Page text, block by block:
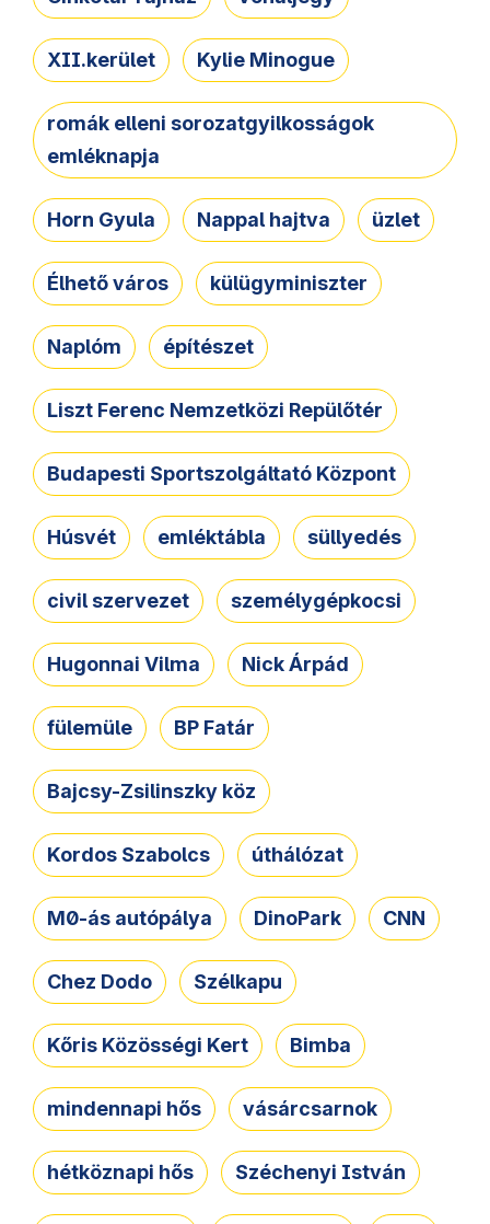
XII.kerület Kylie Minogue
romák elleni sorozatgyilkosságok
emléknapja
Horn Gyula Nappal hajtva üzlet
Élhető város külügyminiszter
Naplóm építészet
Liszt Ferenc Nemzetközi Repülőtér
Budapesti Sportszolgáltató Központ
Húsvét emléktábla süllyedés
civil szervezet személygépkocsi
Hugonnai Vilma Nick Árpád
fülemüle BP Fatár
Bajcsy-Zsilinszky köz
Kordos Szabolcs úthálózat
M0-ás autópálya DinoPark CNN
Chez Dodo Szélkapu
Kőris Közösségi Kert Bimba
mindennapi hős vásárcsarnok
hétköznapi hős Széchenyi István